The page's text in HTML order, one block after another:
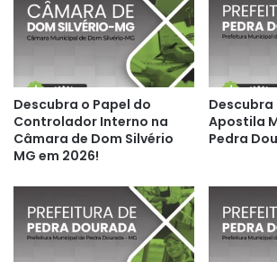
Descubra o Papel do
Controlador Interno na
Câmara de Dom Silvério
MG em 2026!
Descubra
Apostila
Pedra